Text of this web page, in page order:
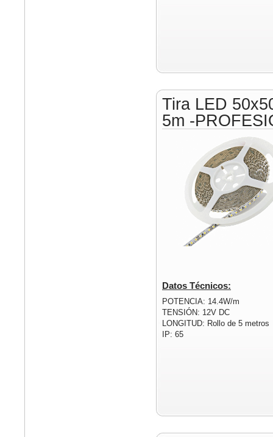
Tira LED
5m -
Datos Técnicos:
POTENCIA: 14.4W/m
TENSIÓN: 12V DC
LONGITUD: Rollo de 5 metros
IP: 65